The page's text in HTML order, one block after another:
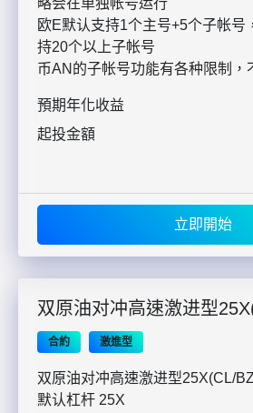
略会在单独帐号运行
欧E默认支持1个主号+5个子帐号
持20个以上子帐号
币AN的子帐号功能有各种限制，
預期年化收益
起投金額
立即開始
双原油对冲高速激进型
合約 激進型
双原油对冲高速激进型25X(CL/
默认杠杆 25X